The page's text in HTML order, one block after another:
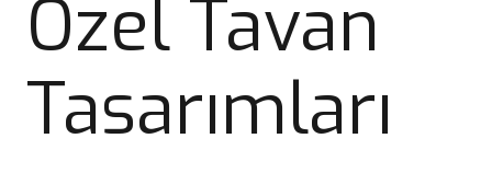
Özel Tavan
Tasarımları